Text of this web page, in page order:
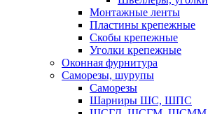
Монтажные ленты
Пластины крепежные
Скобы крепежные
Уголки крепежные
Оконная фурнитура
Саморезы, шурупы
Саморезы
Шарниры ШС, ШПС